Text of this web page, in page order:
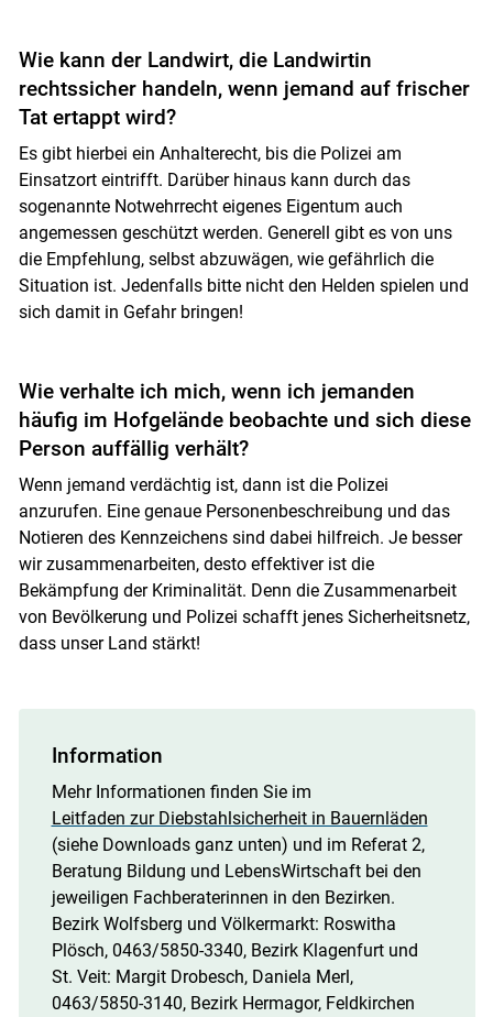
Wie kann der Landwirt, die Landwirtin
rechtssicher handeln, wenn jemand auf frischer
Tat ertappt wird?
Es gibt hierbei ein Anhalterecht, bis die Polizei am
Einsatzort eintrifft. Darüber hinaus kann durch das
sogenannte Notwehrrecht eigenes Eigentum auch
angemessen geschützt werden. Generell gibt es von uns
die Empfehlung, selbst abzuwägen, wie gefährlich die
Situation ist. Jedenfalls bitte nicht den Helden spielen und
sich damit in Gefahr bringen!
Wie verhalte ich mich, wenn ich jemanden
häufig im Hofgelände beobachte und sich diese
Person auffällig verhält?
Wenn jemand verdächtig ist, dann ist die Polizei
anzurufen. Eine genaue Personenbeschreibung und das
Notieren des Kennzeichens sind dabei hilfreich. Je besser
wir zusammenarbeiten, desto effektiver ist die
Bekämpfung der Kriminalität. Denn die Zusammenarbeit
von Bevölkerung und Polizei schafft jenes Sicherheitsnetz,
dass unser Land stärkt!
Information
Mehr Informationen finden Sie im
Leitfaden zur Diebstahlsicherheit in Bauernläden
(siehe Downloads ganz unten) und im Referat 2,
Beratung Bildung und LebensWirtschaft bei den
jeweiligen Fachberaterinnen in den Bezirken.
Bezirk Wolfsberg und Völkermarkt: Roswitha
Plösch, 0463/5850-3340, Bezirk Klagenfurt und
St. Veit: Margit Drobesch, Daniela Merl,
0463/5850-3140, Bezirk Hermagor, Feldkirchen